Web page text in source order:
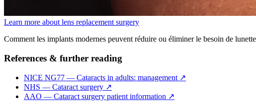
Learn more about lens replacement surgery
Comment les implants modernes peuvent réduire ou éliminer le besoin de
References & further reading
NICE NG77 — Cataracts in adults: management ↗
NHS — Cataract surgery ↗
AAO — Cataract surgery patient information ↗